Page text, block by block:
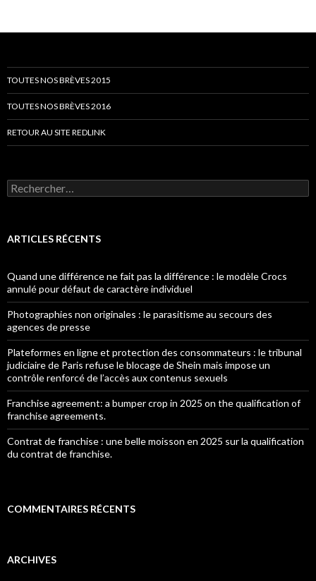
TOUTES NOS BRÈVES 2015
TOUTES NOS BRÈVES 2016
RETOUR AU SITE REDLINK
Rechercher :
ARTICLES RÉCENTS
Quand une différence ne fait pas la différence : le modèle Crocs
annulé pour défaut de caractère individuel
Photographies non originales : le parasitisme au secours des
agences de presse
Plateformes en ligne et protection des consommateurs : le tribunal
judiciaire de Paris refuse le blocage de Shein mais impose un
contrôle renforcé de l’accès aux contenus sexuels
Franchise agreement: a bumper crop in 2025 on the qualification of
franchise agreements.
Contrat de franchise : une belle moisson en 2025 sur la qualification
du contrat de franchise.
COMMENTAIRES RÉCENTS
ARCHIVES